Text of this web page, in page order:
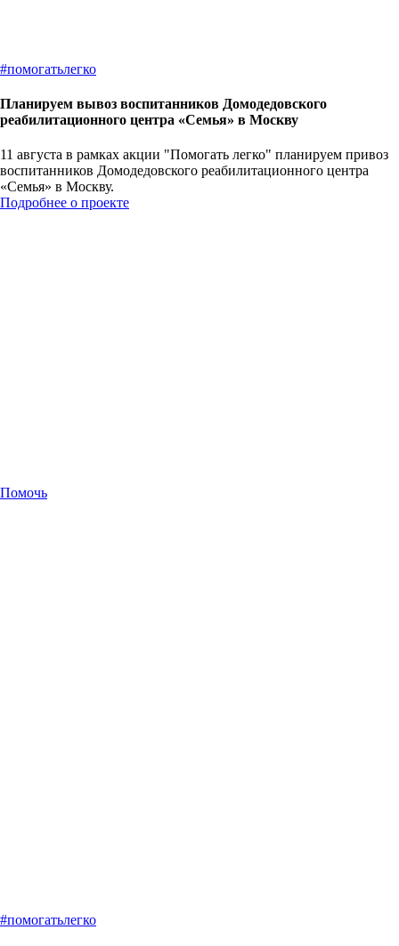
#помогатьлегко
Планируем вывоз воспитанников Домодедовского
реабилитационного центра «Семья» в Москву
11 августа в рамках акции "Помогать легко" планируем привоз
воспитанников Домодедовского реабилитационного центра
«Семья» в Москву.
Подробнее о проекте
Помочь
#помогатьлегко